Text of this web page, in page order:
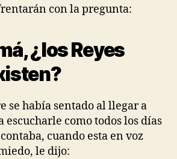
con la pregunta:
¿los Reyes
se había sentado al llegar a
escucharle como todos los días
cuando esta en voz
le dijo: